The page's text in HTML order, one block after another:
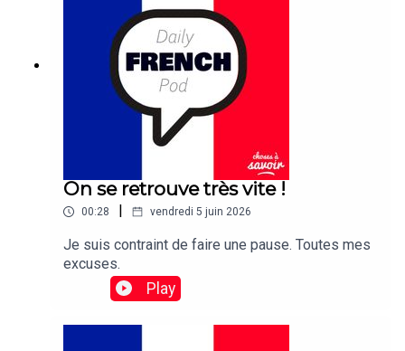
On se retrouve très vite !
00:28 | vendredi 5 juin 2026
Je suis contraint de faire une pause. Toutes mes
excuses.
Play